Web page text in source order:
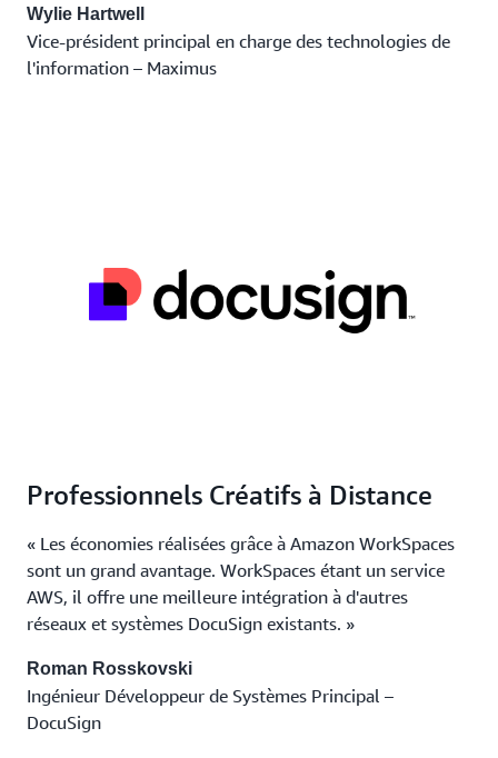
Wylie Hartwell
Vice-président principal en charge des technologies de
l'information – Maximus
Professionnels Créatifs à Distance
« Les économies réalisées grâce à Amazon WorkSpaces
sont un grand avantage. WorkSpaces étant un service
AWS, il offre une meilleure intégration à d'autres
réseaux et systèmes DocuSign existants. »
Roman Rosskovski
Ingénieur Développeur de Systèmes Principal –
DocuSign